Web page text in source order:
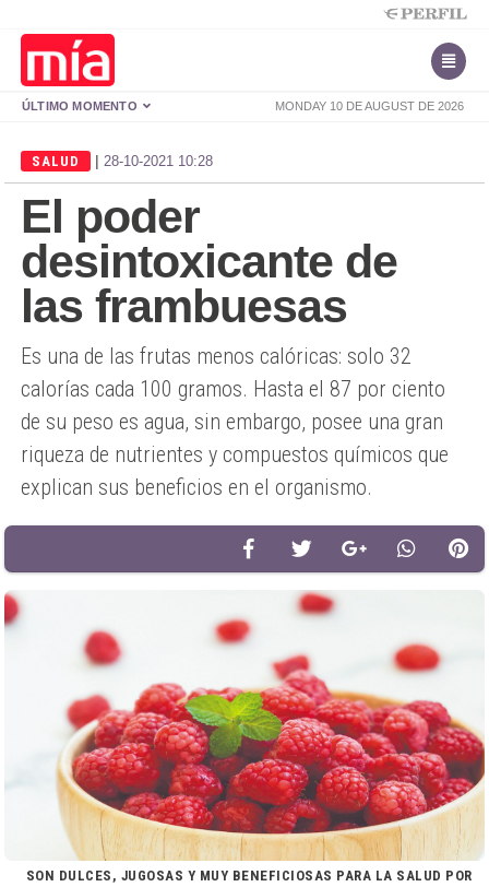
MONDAY 10 DE AUGUST DE 2026
ÚLTIMO MOMENTO
SALUD | 28-10-2021 10:28
El poder
desintoxicante de
las frambuesas
Es una de las frutas menos calóricas: solo 32
calorías cada 100 gramos. Hasta el 87 por ciento
de su peso es agua, sin embargo, posee una gran
riqueza de nutrientes y compuestos químicos que
explican sus beneficios en el organismo.
SON DULCES, JUGOSAS Y MUY BENEFICIOSAS PARA LA SALUD POR